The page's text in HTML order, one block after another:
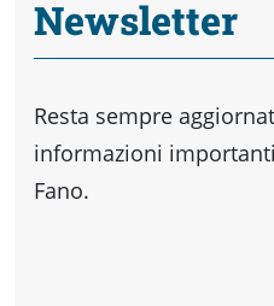
Newsletter
Resta sempre
informazioni
Fano.